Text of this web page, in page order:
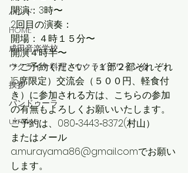
バンド
HOME
成田音楽学校
ウクライナ料理・ウクライナワイン会
挨拶
バンドゥーラ
ukraine
開演：3時〜
2回目の演奏：
開場：４時１５分〜
開演４時半〜
＊ご予約ください （１部２部それぞれ
15席限定）交流会（５００円、軽食付
き）に参加される方は、こちらの参加
の有無もよろしくお願いいたします。
ご予約は、080‐3443‐8372(村山）
またはメール
a.murayama86@gmail.comでお願い
します。